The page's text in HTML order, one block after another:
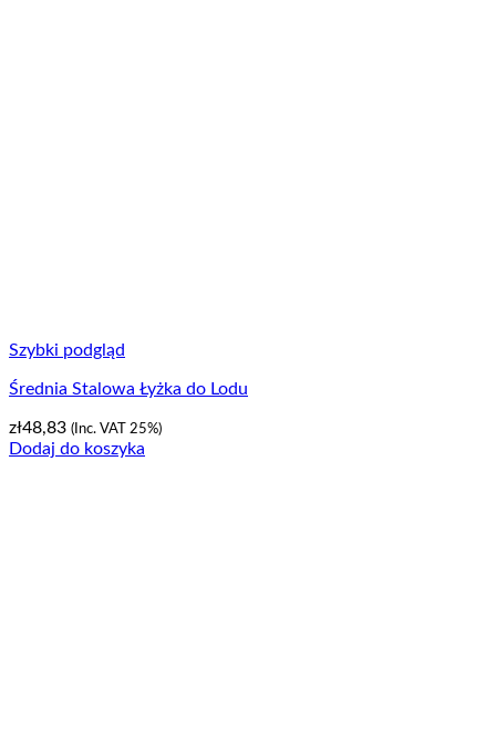
Szybki podgląd
Średnia Stalowa Łyżka do Lodu
zł48,83 (Inc. VAT 25%)
Dodaj do koszyka